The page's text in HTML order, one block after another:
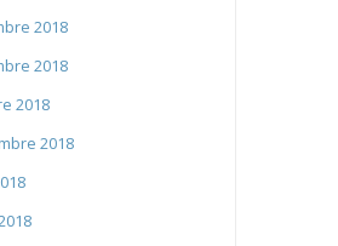
2018
2018
2018
2018